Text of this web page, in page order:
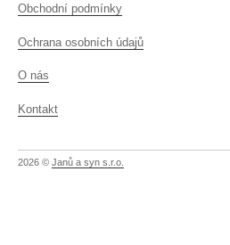
Obchodní podmínky
Ochrana osobních údajů
O nás
Kontakt
2026 © Janů a syn s.r.o.